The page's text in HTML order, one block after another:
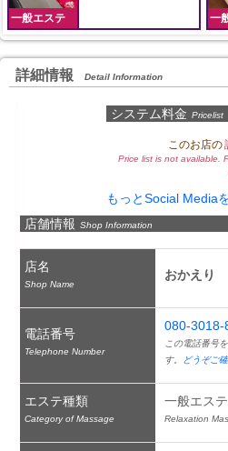
一般エステ 一
詳細情報 Detail Information
システム料金 Pricelist
このお店の
Price list is not available.
もっとSocial Media
店舗情報 Shop Information
店名
Shop Name
おかえり
電話番号
Telephone Number
080-3018-
この電話番号
す。
どうぞご
エステ種類
Category of Massage
一般エステ
Relaxation